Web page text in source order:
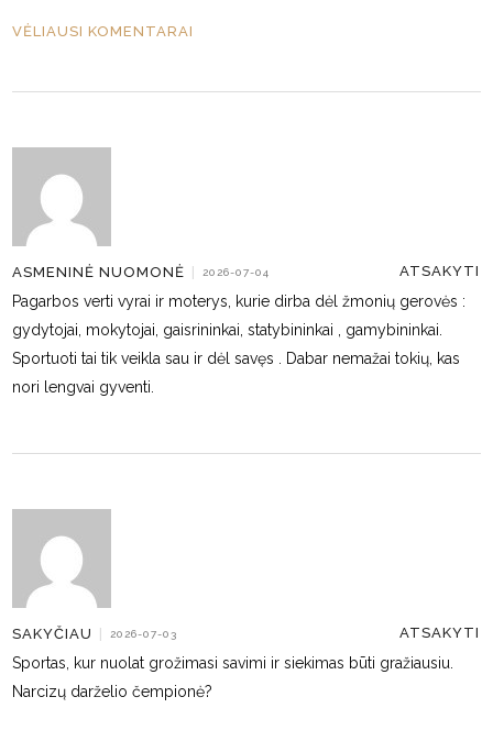
VĖLIAUSI KOMENTARAI
ASMENINĖ NUOMONĖ 2026-07-04 ATSAKYTI
Pagarbos verti vyrai ir moterys, kurie dirba dėl žmonių gerovės :
gydytojai, mokytojai, gaisrininkai, statybininkai , gamybininkai.
Sportuoti tai tik veikla sau ir dėl savęs . Dabar nemažai tokių, kas
nori lengvai gyventi.
SAKYČIAU 2026-07-03 ATSAKYTI
Sportas, kur nuolat grožimasi savimi ir siekimas būti gražiausiu.
Narcizų darželio čempionė?